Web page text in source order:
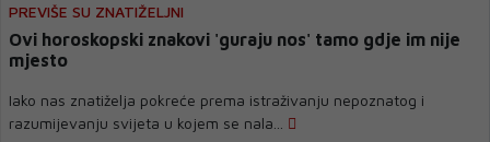
PREVIŠE SU ZNATIŽELJNI
Ovi horoskopski znakovi 'guraju nos' tamo gdje im nije
mjesto
Iako nas znatiželja pokreće prema istraživanju nepoznatog i
razumijevanju svijeta u kojem se nala...